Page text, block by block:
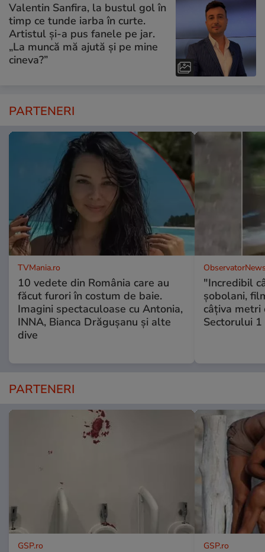
Valentin Sanfira, la bustul gol în
timp ce tunde iarba în curte.
Artistul și-a pus fanele pe jar.
„La muncă mă ajută și pe mine
cineva?”
PARTENERI
TVMania.ro
10 vedete din România care au
făcut furori în costum de baie.
Imagini spectaculoase cu Antonia,
INNA, Bianca Drăgușanu și alte
dive
"Incredibil
șobolani,
câțiva metri
Sectorului 1
PARTENERI
GSP.ro GSP.ro